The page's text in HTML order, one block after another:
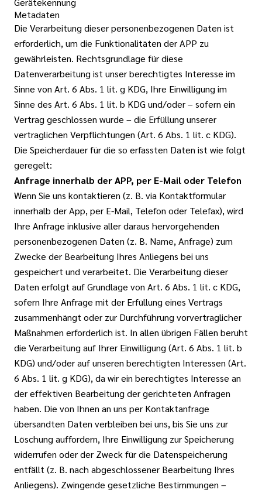
Metadaten
Die Verarbeitung dieser personenbezogenen Daten ist
erforderlich, um die Funktionalitäten der APP zu
gewährleisten. Rechtsgrundlage für diese
Datenverarbeitung ist unser berechtigtes Interesse im
Sinne von Art. 6 Abs. 1 lit. g KDG, Ihre Einwilligung im
Sinne des Art. 6 Abs. 1 lit. b KDG und/oder – sofern ein
Vertrag geschlossen wurde – die Erfüllung unserer
vertraglichen Verpflichtungen (Art. 6 Abs. 1 lit. c KDG).
Die Speicherdauer für die so erfassten Daten ist wie folgt
geregelt:
Anfrage innerhalb der APP, per E-Mail oder Telefon
Wenn Sie uns kontaktieren (z. B. via Kontaktformular
innerhalb der App, per E-Mail, Telefon oder Telefax), wird
Ihre Anfrage inklusive aller daraus hervorgehenden
personenbezogenen Daten (z. B. Name, Anfrage) zum
Zwecke der Bearbeitung Ihres Anliegens bei uns
gespeichert und verarbeitet. Die Verarbeitung dieser
Daten erfolgt auf Grundlage von Art. 6 Abs. 1 lit. c KDG,
sofern Ihre Anfrage mit der Erfüllung eines Vertrags
zusammenhängt oder zur Durchführung vorvertraglicher
Maßnahmen erforderlich ist. In allen übrigen Fällen beruht
die Verarbeitung auf Ihrer Einwilligung (Art. 6 Abs. 1 lit. b
KDG) und/oder auf unseren berechtigten Interessen (Art.
6 Abs. 1 lit. g KDG), da wir ein berechtigtes Interesse an
der effektiven Bearbeitung der gerichteten Anfragen
haben. Die von Ihnen an uns per Kontaktanfrage
übersandten Daten verbleiben bei uns, bis Sie uns zur
Löschung auffordern, Ihre Einwilligung zur Speicherung
widerrufen oder der Zweck für die Datenspeicherung
entfällt (z. B. nach abgeschlossener Bearbeitung Ihres
Anliegens). Zwingende gesetzliche Bestimmungen –